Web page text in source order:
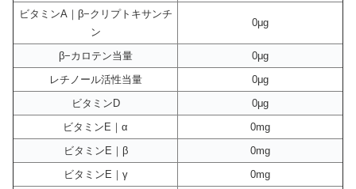
ビタミンA｜β−クリプトキサンチ
ン
0μg
β−カロテン当量
0μg
レチノール活性当量
0μg
ビタミンD
0μg
ビタミンE｜α
0mg
ビタミンE｜β
0mg
ビタミンE｜γ
0mg